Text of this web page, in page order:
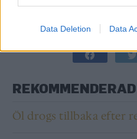
Data Deletion Data
ASHBY
RAJAN ZED
Öl drogs tillbaka efter